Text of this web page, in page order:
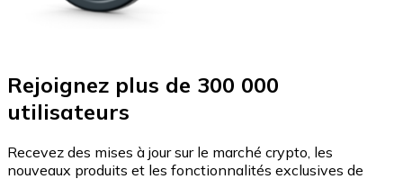
Rejoignez plus de 300 000
utilisateurs
Recevez des mises à jour sur le marché crypto, les
nouveaux produits et les fonctionnalités exclusives de